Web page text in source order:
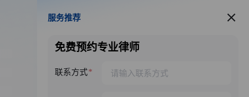
服务推荐
服务推荐
免费预约专业律师
联系方式